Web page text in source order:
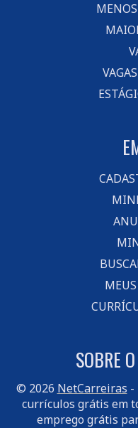
SOBRE
© 2026 NetCarreiras -
currículos grátis em
emprego grátis